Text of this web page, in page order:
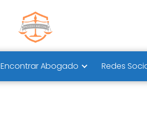
Encontrar Abogado Redes